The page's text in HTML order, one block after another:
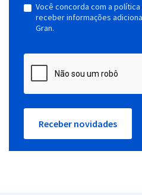
Você concorda com a
receber informações
Gran.
Receber novidades